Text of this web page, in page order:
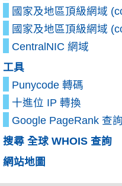
國家及地區頂級網域
國家及地區頂級網域
CentralNIC 網域
工具
Punycode 轉碼
十進位 IP 轉換
Google PageRank 查詢
搜尋 全球 WHOIS 查詢
網站地圖